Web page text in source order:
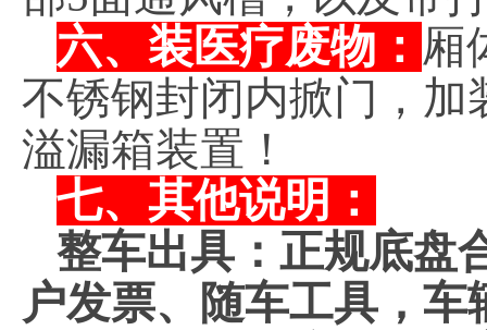
六、装医疗废物： 厢
不锈钢封闭内掀门，
溢漏箱装置！
七、其他说明：
整车出具：正规底盘
户发票、随车工具，